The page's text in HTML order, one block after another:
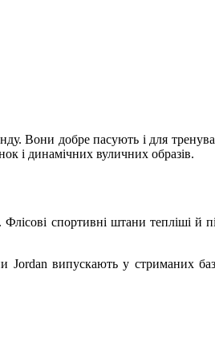
Вони добре пасують і для
і динамічних вуличних образів.
спортивні штани тепліші й
Jordan випускають у стриманих